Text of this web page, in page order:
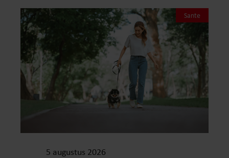
Sante
5 augustus 2026